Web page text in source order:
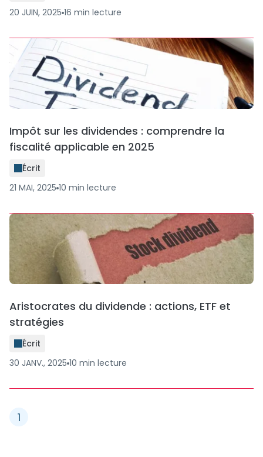
20 JUIN, 2025 16 min lecture
Impôt sur les dividendes : comprendre la
fiscalité applicable en 2025
Écrit
21 MAI, 2025 10 min lecture
Aristocrates du dividende : actions, ETF et
stratégies
Écrit
30 JANV., 2025 10 min lecture
1